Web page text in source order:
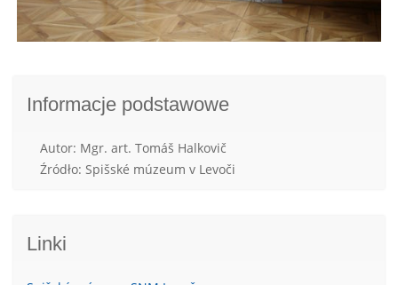
Informacje podstawowe
Autor: Mgr. art. Tomáš Halkovič
Źródło: Spišské múzeum v Levoči
Linki